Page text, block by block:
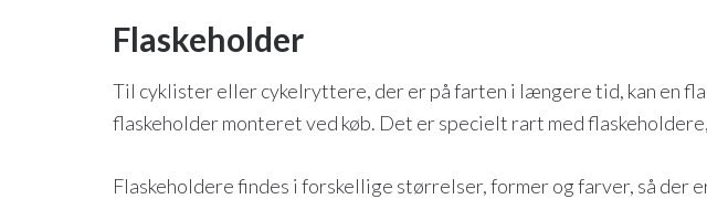
Flaskeholder
Til cyklister eller cykelryttere, der er på farten i længere tid, kan en
flaskeholder monteret ved køb. Det er specielt rart med
Flaskeholdere findes i forskellige størrelser, former og farver, så